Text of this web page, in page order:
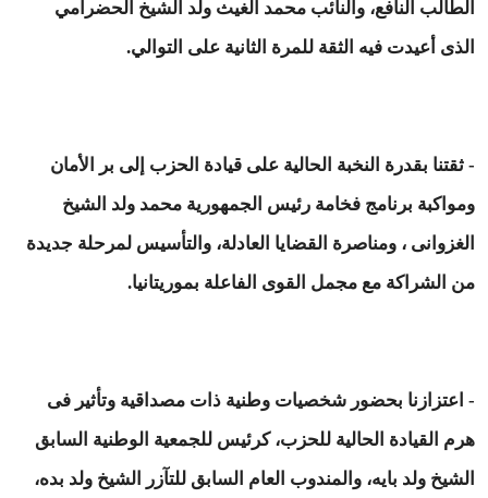
الطالب النافع، والنائب محمد الغيث ولد الشيخ الحضرامي
الذى أعيدت فيه الثقة للمرة الثانية على التوالي.
- ثقتنا بقدرة النخبة الحالية على قيادة الحزب إلى بر الأمان
ومواكبة برنامج فخامة رئيس الجمهورية محمد ولد الشيخ
الغزوانى ، ومناصرة القضايا العادلة، والتأسيس لمرحلة جديدة
من الشراكة مع مجمل القوى الفاعلة بموريتانيا.
- اعتزازنا بحضور شخصيات وطنية ذات مصداقية وتأثير فى
هرم القيادة الحالية للحزب، كرئيس للجمعية الوطنية السابق
الشيخ ولد بايه، والمندوب العام السابق للتآزر الشيخ ولد بده،